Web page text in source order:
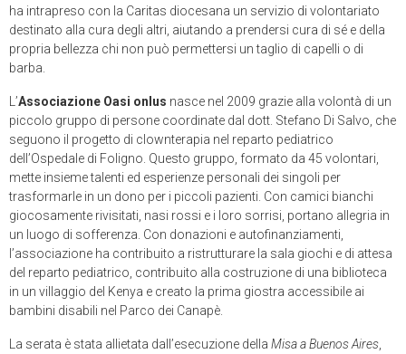
ha intrapreso con la Caritas diocesana un servizio di volontariato
destinato alla cura degli altri, aiutando a prendersi cura di sé e della
propria bellezza chi non può permettersi un taglio di capelli o di
barba.
L’Associazione Oasi onlus nasce nel 2009 grazie alla volontà di un
piccolo gruppo di persone coordinate dal dott. Stefano Di Salvo, che
seguono il progetto di clownterapia nel reparto pediatrico
dell’Ospedale di Foligno. Questo gruppo, formato da 45 volontari,
mette insieme talenti ed esperienze personali dei singoli per
trasformarle in un dono per i piccoli pazienti. Con camici bianchi
giocosamente rivisitati, nasi rossi e i loro sorrisi, portano allegria in
un luogo di sofferenza. Con donazioni e autofinanziamenti,
l’associazione ha contribuito a ristrutturare la sala giochi e di attesa
del reparto pediatrico, contribuito alla costruzione di una biblioteca
in un villaggio del Kenya e creato la prima giostra accessibile ai
bambini disabili nel Parco dei Canapè.
La serata è stata allietata dall’esecuzione della Misa a Buenos Aires